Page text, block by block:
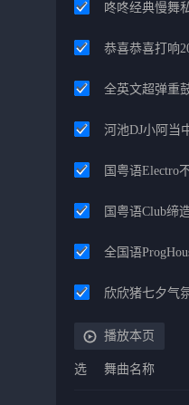
咚咚经典慢舞
恭喜恭喜打响
全英文超弹重
河池DJ小阿当
国粤语Electro
国粤语Club缔
全国语
欣欣猪七夕气
播放本页
选 舞曲名称